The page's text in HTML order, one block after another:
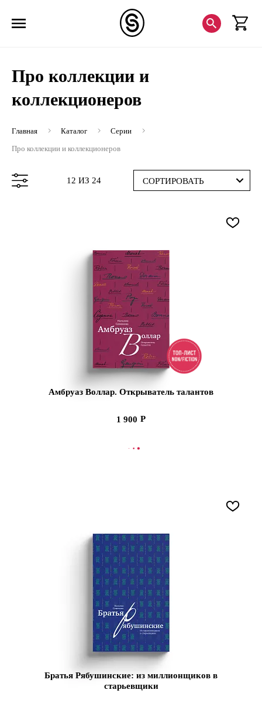
Про коллекции и
коллекционеров
Главная Каталог
Серии
Про коллекции и коллекционеров
12 ИЗ 24 СОРТИРОВАТЬ
Амбруаз Воллар. Открыватель талантов
1 900
В КОРЗИНУ
Братья Рябушинские: из миллионщиков в
старьевщики